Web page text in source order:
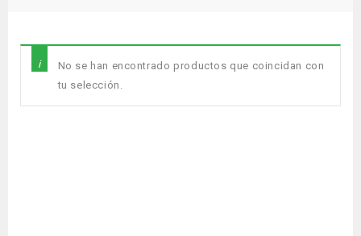
No se han encontrado productos que coincidan con
tu selección.